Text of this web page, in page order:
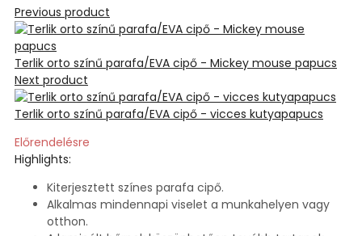
Previous product
Terlik orto színű parafa/EVA cipő - Mickey mouse papucs
Next product
Terlik orto színű parafa/EVA cipő - vicces kutyapapucs
Előrendelésre
Highlights:
Kiterjesztett színes parafa cipő.
Alkalmas mindennapi viselet a munkahelyen vagy
otthon.